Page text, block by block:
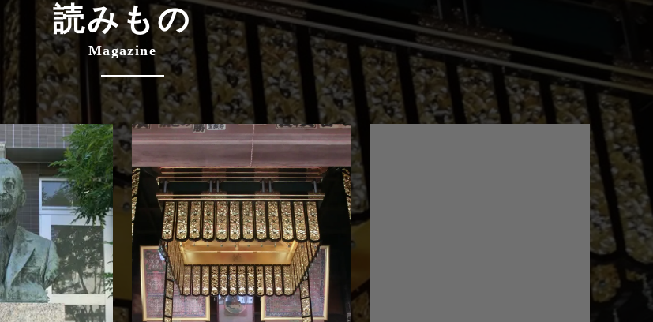
読みもの
Magazine